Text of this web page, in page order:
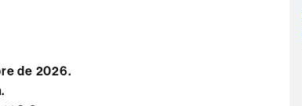
de 2026.